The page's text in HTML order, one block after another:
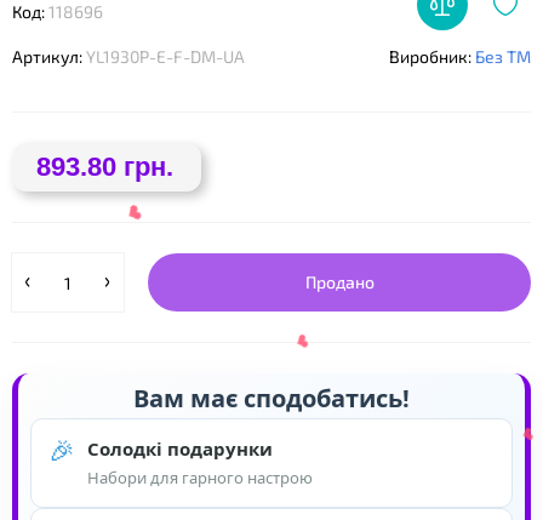
Код:118696
Артикул:YL1930P-E-F-DM-UA Виробник: Без ТМ
893.80 грн.
Продано
Вам має сподобатись!
🎉 Солодкі подарунки
Набори для гарного настрою